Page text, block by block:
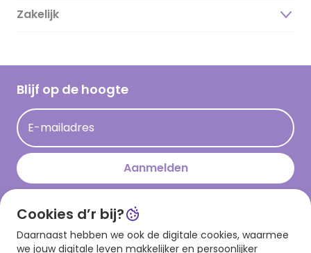
Duurzaamheid
Hallmark Kaartclub
Acties
Persberichten
Hallmark en Kinderpostzegels
Magazine
Cadeau inspiratie
Kaartinspiratie
Zakelijk
Blijf op de hoogte
E-mailadres
Aanmelden
Download onze app
Cookies d’r bij?
Daarnaast hebben we ook de digitale cookies, waarmee
we jouw digitale leven makkelijker en persoonlijker